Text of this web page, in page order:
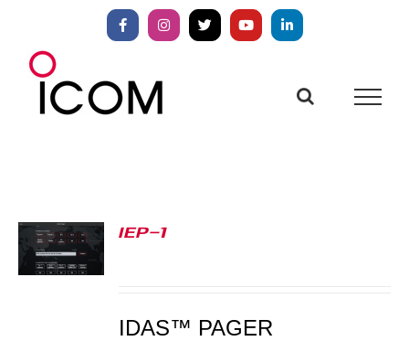
springen
FacebookInstagram
X YouTubeLinkedIn
IEP-1
IDAS™ PAGER